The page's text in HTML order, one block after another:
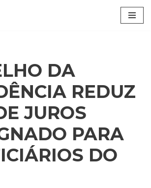
DA
REDUZ
JUROS
PARA
DO